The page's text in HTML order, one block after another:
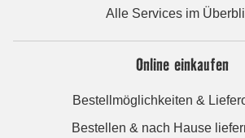
Alle Services im
Online einkaufen
Bestellmöglichkeiten &
Bestellen & nach Hause